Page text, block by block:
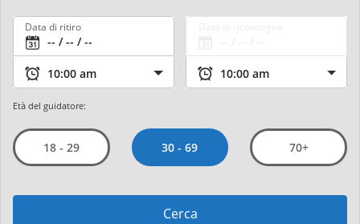
Data di ritiro
Età del guidatore:
18 - 29 30 - 69 70+
Cerca